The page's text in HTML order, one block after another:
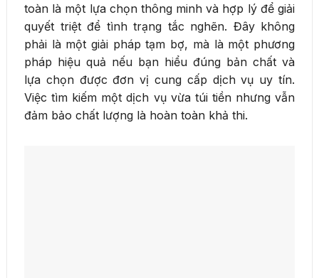
toàn là một lựa chọn thông minh và hợp lý để giải
quyết triệt để tình trạng tắc nghẽn. Đây không
phải là một giải pháp tạm bợ, mà là một phương
pháp hiệu quả nếu bạn hiểu đúng bản chất và
lựa chọn được đơn vị cung cấp dịch vụ uy tín.
Việc tìm kiếm một dịch vụ vừa túi tiền nhưng vẫn
đảm bảo chất lượng là hoàn toàn khả thi.